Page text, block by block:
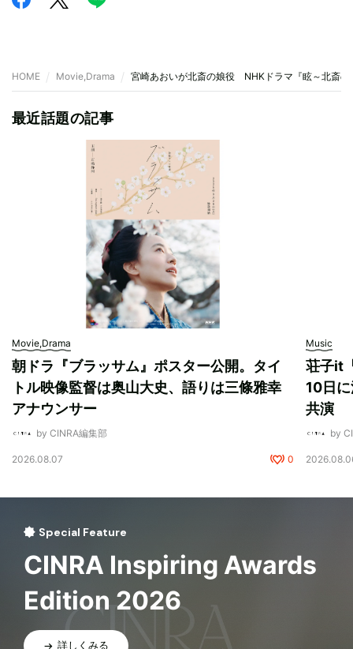
HOME Movie,Drama 宮崎あおいが北斎の娘役 NHKドラマ『眩～北斎の
最近話題の記事
Movie,Drama
朝ドラ『ブラッサム』ポスター公開。タイ
トル映像監督は奥山大史、語りは三條雅幸
アナウンサー
by CINRA編集部
2026.08.07 0
Music
荘子it
10日
共演
by
Special Feature
CINRA Inspiring Awards
Edition 2026
詳しくみる